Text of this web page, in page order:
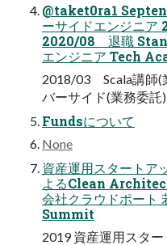
@taket0ra1
ーサイドエンジニ
2020/08 退職
エンジニア Tech
2018/03 Scala講師(
バーサイド(業務委託)
Fundsについて
None
資産運用スタートア
よるClean
会社クラウドポート
Summit
2019 資産運用スター